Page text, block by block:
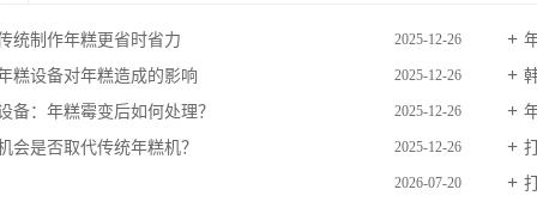
统制作年糕更省时省力 2025-12-26
糕设备对年糕造成的影响
2025-12-26
备：年糕霉变后如何处理？
2025-12-26
会是否取代传统年糕机？
2025-12-26
2026-07-20